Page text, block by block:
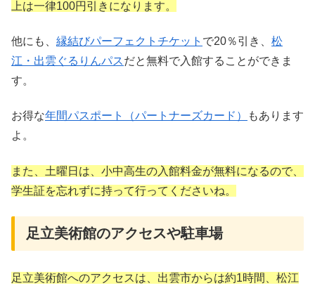
上は一律100円引きになります。
他にも、 縁結びパーフェクトチケット で20％引き、 松
江・出雲ぐるりんパスだと無料で入館することができま
す。
お得な年間パスポート（パートナーズカード）
もあります
よ。
また、土曜日は、小中高生の入館料金が無料になるので、
学生証を忘れずに持って行ってくださいね。
足立美術館のアクセスや駐車場
足立美術館へのアクセスは、出雲市からは約1時間、松江